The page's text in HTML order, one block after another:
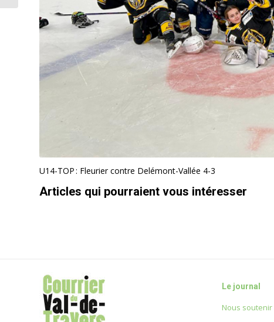
U14-TOP : Fleurier contre Delémont-Vallée 4-3
Articles qui pourraient vous intéresser
Le journal
Nous soutenir